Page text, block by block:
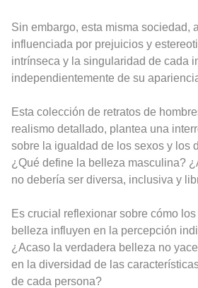
Sin embargo, esta misma sociedad,
influenciada por prejuicios y
intrínseca y la singularidad de cada
independientemente de su
Esta colección de retratos de
realismo detallado, plantea una
sobre la igualdad de los sexos y los
¿Qué define la belleza masculina?
no debería ser diversa, inclusiva y
Es crucial reflexionar sobre cómo
belleza influyen en la percepción
¿Acaso la verdadera belleza no
en la diversidad de las
de cada persona?